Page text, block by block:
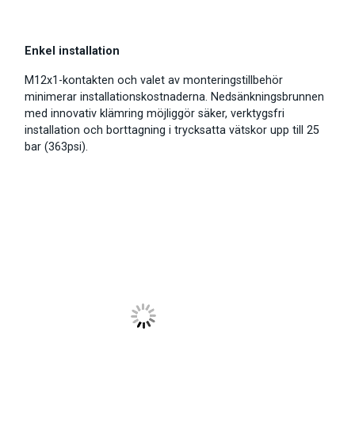
Enkel installation
M12x1-kontakten och valet av monteringstillbehör
minimerar installationskostnaderna. Nedsänkningsbrunnen
med innovativ klämring möjliggör säker, verktygsfri
installation och borttagning i trycksatta vätskor upp till 25
bar (363psi).